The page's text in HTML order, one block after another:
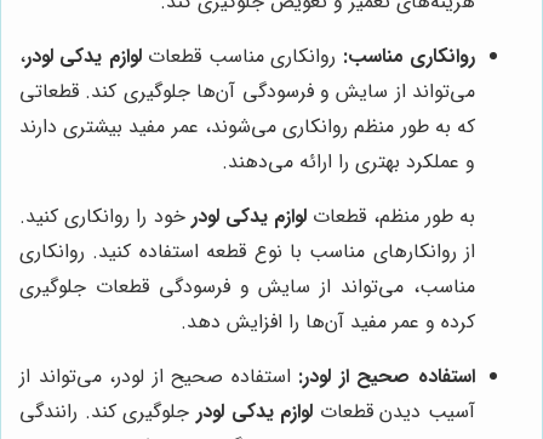
روانکاری مناسب: روانکاری مناسب قطعاتلوازم یدکی لودر،
می‌تواند از سایش و فرسودگی آن‌ها جلوگیری کند. قطعاتی
که به طور منظم روانکاری می‌شوند، عمر مفید بیشتری دارند
و عملکرد بهتری را ارائه می‌دهند.
به طور منظم، قطعات لوازم یدکی لودر خود را روانکاری کنید.
از روانکارهای مناسب با نوع قطعه استفاده کنید. روانکاری
مناسب، می‌تواند از سایش و فرسودگی قطعات جلوگیری
کرده و عمر مفید آن‌ها را افزایش دهد.
استفاده صحیح از لودر: استفاده صحیح از لودر، می‌تواند از
آسیب دیدن قطعات لوازم یدکی لودر جلوگیری کند. رانندگی